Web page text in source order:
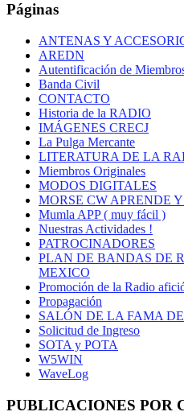
Páginas
ANTENAS Y
AREDN
Autentificación de
Banda Civil
CONTACTO
Historia de la RADIO
IMÁGENES CRECJ
La Pulga Mercante
LITERATURA DE LA
Miembros Originales
MODOS DIGITALES
MORSE CW APRENDE
Mumla APP ( muy fácil )
Nuestras Actividades !
PATROCINADORES
PLAN DE BANDAS DE
MEXICO
Promoción de la Radio
Propagación
SALÓN DE LA FAMA
Solicitud de Ingreso
SOTA y POTA
W5WIN
WaveLog
PUBLICACIONES POR